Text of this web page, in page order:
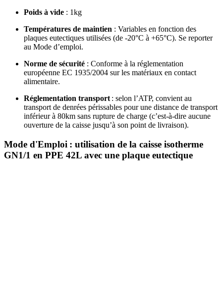
Poids à vide : 1kg
Températures de maintien : Variables en fonction des
plaques eutectiques utilisées (de -20°C à +65°C). Se reporter
au Mode d’emploi.
Norme de sécurité : Conforme à la réglementation
européenne EC 1935/2004 sur les matériaux en contact
alimentaire.
Réglementation transport : selon l’ATP, convient au
transport de denrées périssables pour une distance de transport
inférieur à 80km sans rupture de charge (c’est-à-dire aucune
ouverture de la caisse jusqu’à son point de livraison).
Mode d'Emploi : utilisation de la caisse isotherme
GN1/1 en PPE 42L avec une plaque eutectique